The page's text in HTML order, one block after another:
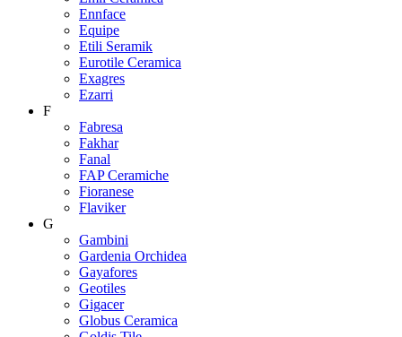
Ennface
Equipe
Etili Seramik
Eurotile Ceramica
Exagres
Ezarri
F
Fabresa
Fakhar
Fanal
FAP Ceramiche
Fioranese
Flaviker
G
Gambini
Gardenia Orchidea
Gayafores
Geotiles
Gigacer
Globus Ceramica